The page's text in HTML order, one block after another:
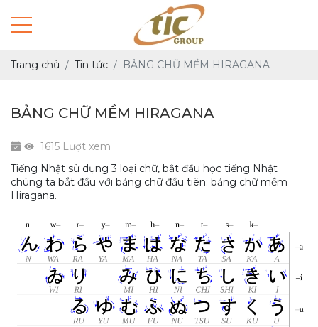
Trang chủ Tin tức BẢNG CHỮ MỀM HIRAGANA
BẢNG CHỮ MỀM HIRAGANA
1615 Lượt xem
Tiếng Nhật sử dụng 3 loại chữ, bắt đầu học tiếng Nhật
chúng ta bắt đầu với bảng chữ đầu tiên: bảng chữ mềm
Hiragana.